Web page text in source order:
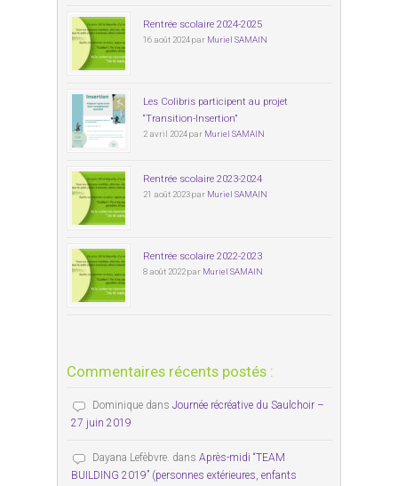
Rentrée scolaire 2024-2025
16 août 2024 par Muriel SAMAIN
Les Colibris participent au projet
“Transition-Insertion”
2 avril 2024 par Muriel SAMAIN
Rentrée scolaire 2023-2024
21 août 2023 par Muriel SAMAIN
Rentrée scolaire 2022-2023
8 août 2022 par Muriel SAMAIN
Commentaires récents postés :
Dominique dans Journée récréative du Saulchoir –
27 juin 2019
Dayana Lefèbvre. dans Après-midi “TEAM
BUILDING 2019” (personnes extérieures, enfants